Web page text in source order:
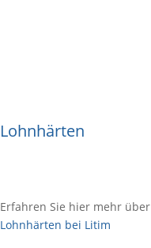
Lohnhärten
Erfahren Sie hier mehr über
Lohnhärten bei Litim